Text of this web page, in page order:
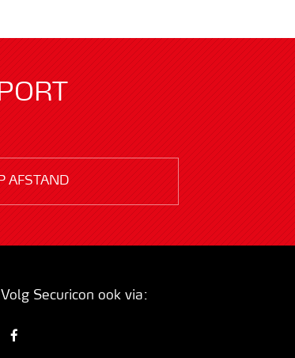
AFSTAND
Volg Securicon ook via: